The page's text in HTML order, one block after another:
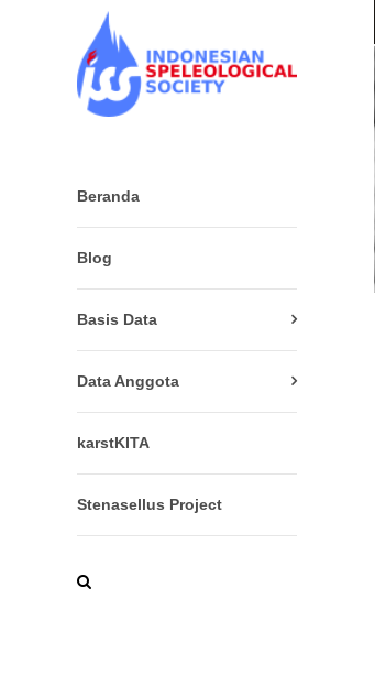
Beranda
Blog
Basis Data
Data Anggota
karstKITA
Stenasellus Project